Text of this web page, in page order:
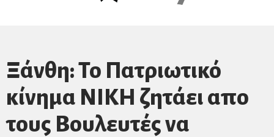
Ξάνθη: Το Πατριωτικό
κίνημα ΝΙΚΗ ζητάει απο
τους Βουλευτές να